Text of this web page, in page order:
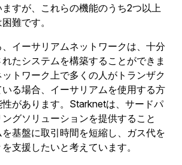
すが、これらの機能のうち2つ以上
難です。
イーサリアムネットワークは、十分
たシステムを構築することができま
トワーク上で多くの人がトランザク
る場合、イーサリアムを使用する方
があります。Starknetは、サードパ
グソリューションを提供すること
基盤に取引時間を短縮し、ガス代を
支援したいと考えています。